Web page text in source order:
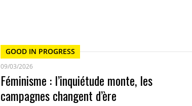
GOOD IN PROGRESS
09/03/2026
Féminisme : l’inquiétude monte, les
campagnes changent d’ère